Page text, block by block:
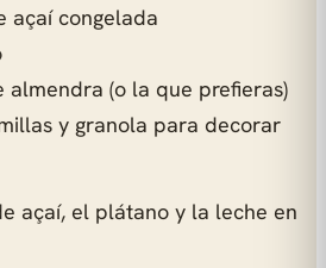
açaí congelada
almendra (o la que prefieras)
y granola para decorar
açaí, el plátano y la leche en